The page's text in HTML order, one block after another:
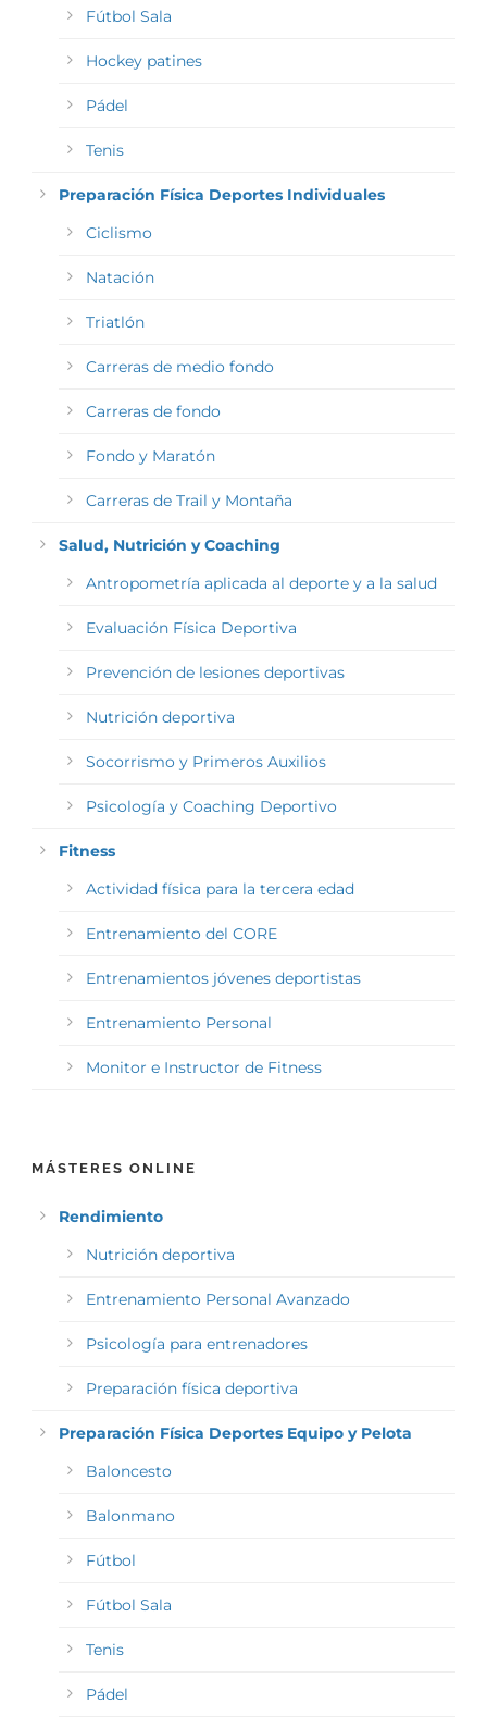
Fútbol Sala
Hockey patines
Pádel
Tenis
Preparación Física Deportes Individuales
Ciclismo
Natación
Triatlón
Carreras de medio fondo
Carreras de fondo
Fondo y Maratón
Carreras de Trail y Montaña
Salud, Nutrición y Coaching
Antropometría aplicada al deporte y a la salud
Evaluación Física Deportiva
Prevención de lesiones deportivas
Nutrición deportiva
Socorrismo y Primeros Auxilios
Psicología y Coaching Deportivo
Fitness
Actividad física para la tercera edad
Entrenamiento del CORE
Entrenamientos jóvenes deportistas
Entrenamiento Personal
Monitor e Instructor de Fitness
MÁSTERES ONLINE
Rendimiento
Nutrición deportiva
Entrenamiento Personal Avanzado
Psicología para entrenadores
Preparación física deportiva
Preparación Física Deportes Equipo y Pelota
Baloncesto
Balonmano
Fútbol
Fútbol Sala
Tenis
Pádel